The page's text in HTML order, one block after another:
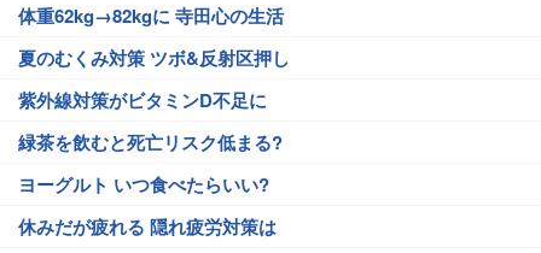
体重62kg→82kgに 寺田心の生活
夏のむくみ対策 ツボ&反射区押し
紫外線対策がビタミンD不足に
緑茶を飲むと死亡リスク低まる?
ヨーグルト いつ食べたらいい?
休みだが疲れる 隠れ疲労対策は